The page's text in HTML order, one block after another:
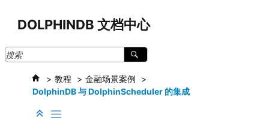
DOLPHINDB 文档中心
教程
金融场景案例
DolphinDB 与 DolphinScheduler 的集成